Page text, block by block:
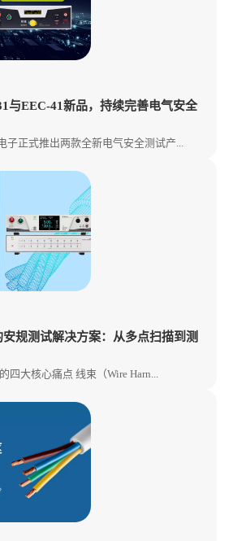
与EEC-41新品，持续完善电气安全
子正式推出两款全新电气安全测试产...
规测试解决方案：从多点扫描到测
四大核心痛点 线束（Wire Harn...